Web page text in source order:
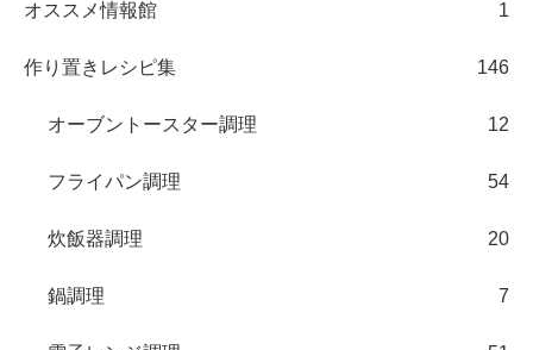
オススメ情報館 1
作り置きレシピ集 146
オーブントースター調理 12
フライパン調理 54
炊飯器調理 20
鍋調理 7